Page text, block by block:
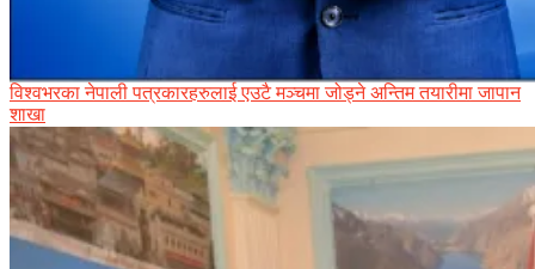
विश्वभरका नेपाली पत्रकारहरुलाई एउटै मञ्चमा जोड्ने अन्तिम तयारीमा जापान
शाखा